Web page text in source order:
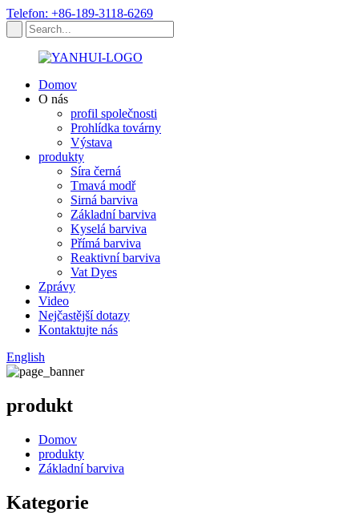
Telefon: +86-189-3118-6269
Domov
O nás
profil společnosti
Prohlídka továrny
Výstava
produkty
Síra černá
Tmavá modř
Sirná barviva
Základní barviva
Kyselá barviva
Přímá barviva
Reaktivní barviva
Vat Dyes
Zprávy
Video
Nejčastější dotazy
Kontaktujte nás
English
produkt
Domov
produkty
Základní barviva
Kategorie